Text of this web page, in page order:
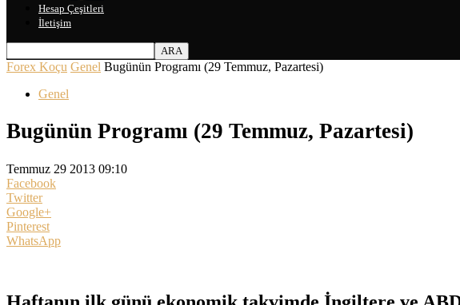
Hesap Çeşitleri
İletişim
Forex Koçu Genel Bugünün Programı (29 Temmuz, Pazartesi)
Genel
Bugünün Programı (29 Temmuz, Pazartesi)
Temmuz 29 2013 09:10
Facebook
Twitter
Google+
Pinterest
WhatsApp